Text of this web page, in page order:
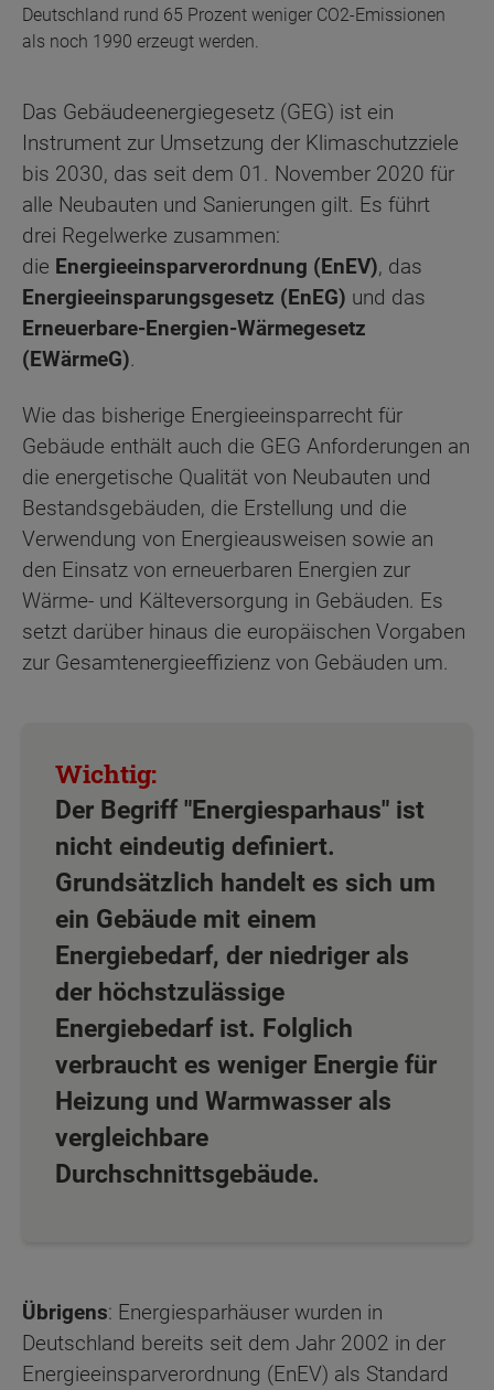
Deutschland rund 65 Prozent weniger CO2-Emissionen
als noch 1990 erzeugt werden.
Das Gebäudeenergiegesetz (GEG) ist ein
Instrument zur Umsetzung der Klimaschutzziele
bis 2030, das seit dem 01. November 2020 für
alle Neubauten und Sanierungen gilt. Es führt
drei Regelwerke zusammen:
die Energieeinsparverordnung (EnEV), das
Energieeinsparungsgesetz (EnEG) und das
Erneuerbare-Energien-Wärmegesetz
(EWärmeG).
Wie das bisherige Energieeinsparrecht für
Gebäude enthält auch die GEG Anforderungen an
die energetische Qualität von Neubauten und
Bestandsgebäuden, die Erstellung und die
Verwendung von Energieausweisen sowie an
den Einsatz von erneuerbaren Energien zur
Wärme- und Kälteversorgung in Gebäuden. Es
setzt darüber hinaus die europäischen Vorgaben
zur Gesamtenergieeffizienz von Gebäuden um.
Der Begriff "Energiesparhaus" ist
nicht eindeutig definiert.
Grundsätzlich handelt es sich um
ein Gebäude mit einem
Energiebedarf, der niedriger als
der höchstzulässige
Energiebedarf ist. Folglich
verbraucht es weniger Energie für
Heizung und Warmwasser als
vergleichbare
Durchschnittsgebäude.
Übrigens: Energiesparhäuser wurden in
Deutschland bereits seit dem Jahr 2002 in der
Energieeinsparverordnung (EnEV) als Standard